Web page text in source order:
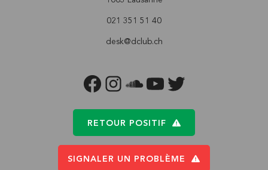
021 351 51 40
desk@dclub.ch
FACEBOOKINSTAGRAM
SOUNDCLOUD
YOUTUBETWITTER
RETOUR POSITIF
SIGNALER UN PROBLÈME